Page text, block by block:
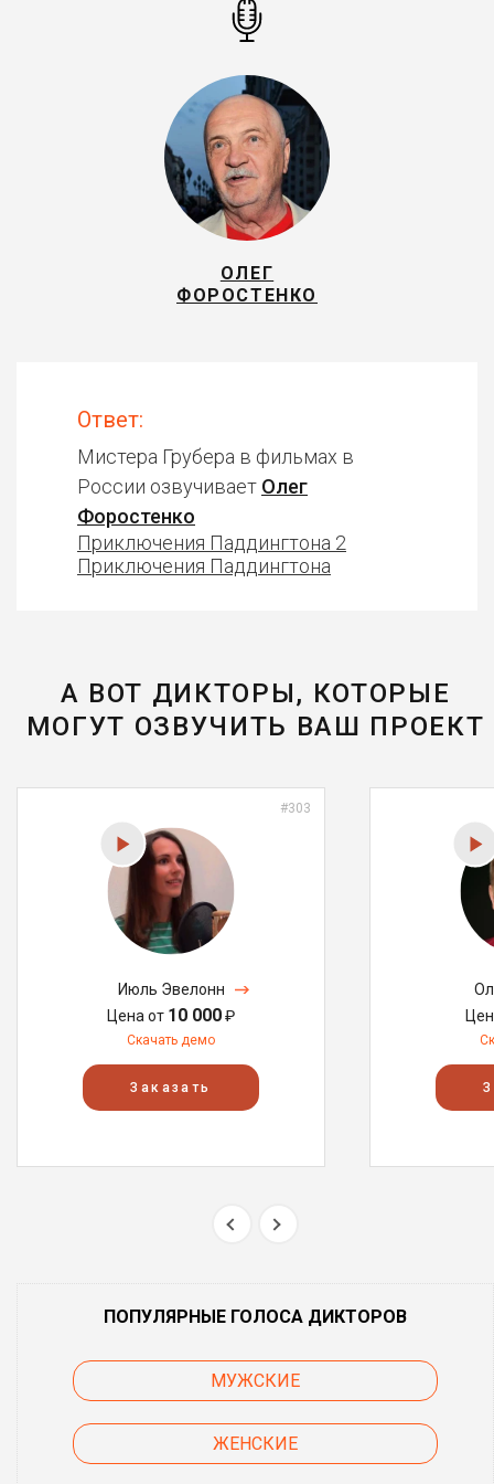
ОЛЕГ
ФОРОСТЕНКО
Ответ:
Мистера Грубера в фильмах в
России озвучивает Олег
Форостенко
Приключения Паддингтона 2
Приключения Паддингтона
А ВОТ ДИКТОРЫ, КОТОРЫЕ
МОГУТ ОЗВУЧИТЬ ВАШ ПРОЕКТ
#303
Июль Эвелонн
Цена от 10 000₽
Скачать демо
Заказать
ПОПУЛЯРНЫЕ ГОЛОСА ДИКТОРОВ
МУЖСКИЕ
ЖЕНСКИЕ